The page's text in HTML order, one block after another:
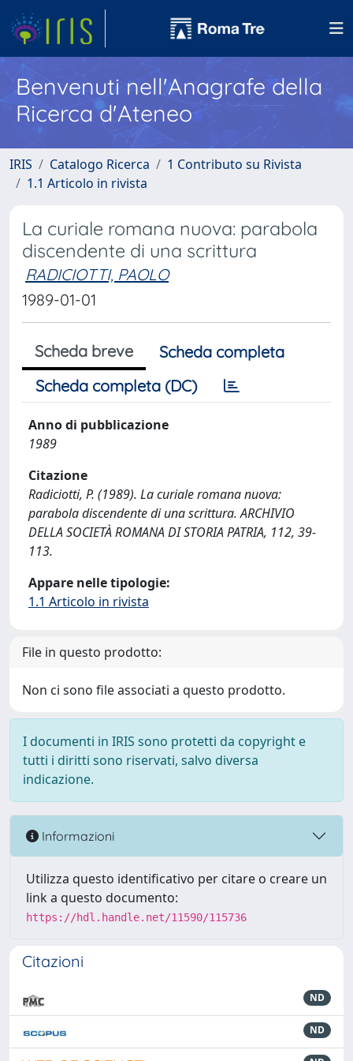
Benvenuti nell'Anagrafe della
Ricerca d'Ateneo
IRIS Catalogo Ricerca
1 Contributo su Rivista
1.1 Articolo in rivista
La curiale romana nuova: parabola
discendente di una scrittura
RADICIOTTI, PAOLO
1989-01-01
Scheda breve
Scheda completa
Scheda completa (DC)
Anno di pubblicazione
1989
Citazione
Radiciotti, P. (1989). La curiale romana nuova:
parabola discendente di una scrittura. ARCHIVIO
DELLA SOCIETÀ ROMANA DI STORIA PATRIA, 112, 39-
113.
Appare nelle tipologie:
1.1 Articolo in rivista
File in questo prodotto:
Non ci sono file associati a questo prodotto.
I documenti in IRIS sono protetti da copyright e
tutti i diritti sono riservati, salvo diversa
indicazione.
Informazioni
Utilizza questo identificativo per citare o creare un
link a questo documento:
https://hdl.handle.net/11590/115736
Citazioni
ND
ND